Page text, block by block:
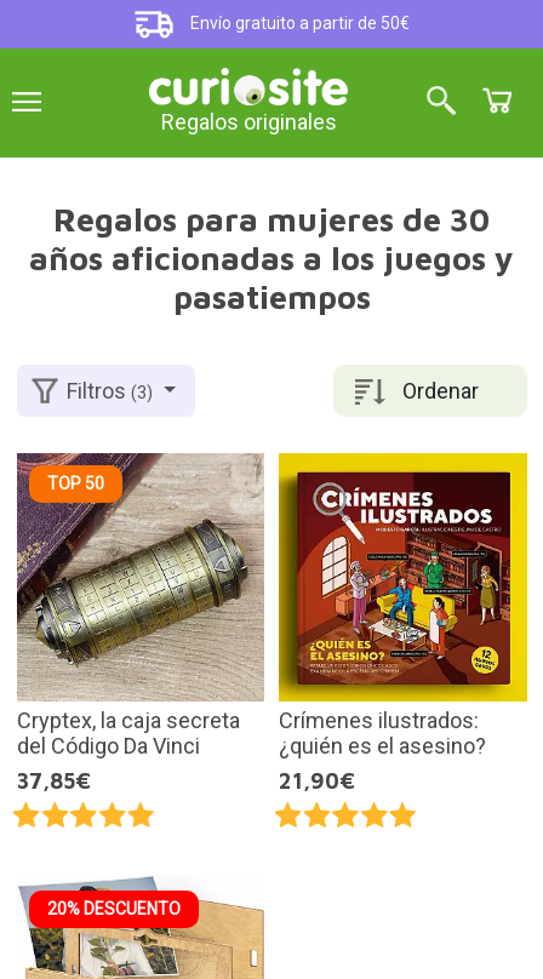
Envío gratuito a partir de 50€
Regalos originales
Regalos para mujeres de 30
años aficionadas a los juegos y
pasatiempos
Ordenar
Filtros(3)
TOP 50
Cryptex, la caja secreta
del Código Da Vinci
37,85€
Crímenes ilustrados:
¿quién es el asesino?
21,90€
20% DESCUENTO